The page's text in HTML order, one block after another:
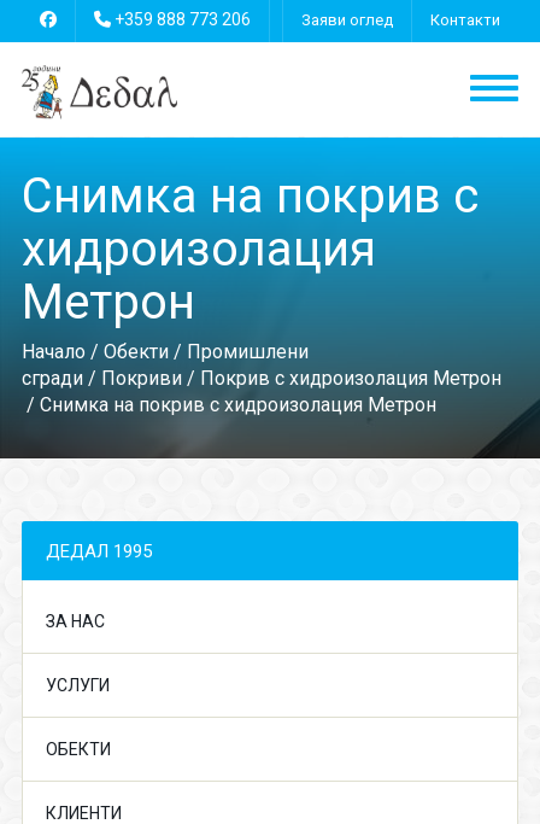
+359 888 773 206 Заяви оглед Контакти
Снимка на покрив с
хидроизолация
Метрон
Начало/ Обекти/ Промишлени
сгради/ Покриви/ Покрив с хидроизолация Метрон
/ Снимка на покрив с хидроизолация Метрон
ДЕДАЛ 1995
ЗА НАС
УСЛУГИ
ОБЕКТИ
КЛИЕНТИ